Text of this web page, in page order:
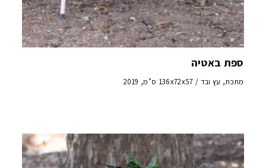
ספת באטיה
מתכת, עץ ובד / 136x72x57 ס"מ, 2019